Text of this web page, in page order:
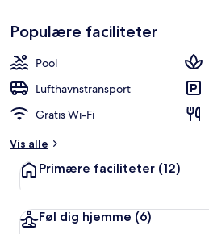
Populære faciliteter
Pool
Lufthavnstransport
Gratis Wi-Fi
Vis alle
Primære faciliteter (12)
Føl dig hjemme (6)